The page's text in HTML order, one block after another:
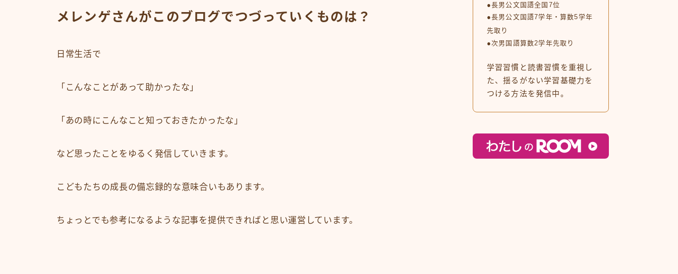
メレンゲさんがこのブログでつづっていくものは？
日常生活で
「こんなことがあって助かったな」
「あの時にこんなこと知っておきたかったな」
など思ったことをゆるく発信していきます。
こどもたちの成長の備忘録的な意味合いもあります。
ちょっとでも参考になるような記事を提供できればと思い運営しています。
●長男公文国語全国7位
●長男公文国語7学年・算数5学年
先取り
●次男国語算数2学年先取り
学習習慣と読書習慣を重視し
た、揺るがない学習基礎力を
つける方法を発信中。